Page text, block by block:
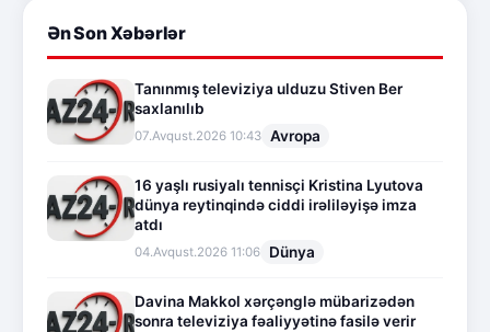
Ən Son Xəbərlər
Tanınmış televiziya ulduzu Stiven Ber
saxlanılıb
07.Avqust.2026 10:43 Avropa
16 yaşlı rusiyalı tennisçi Kristina Lyutova
dünya reytinqində ciddi irəliləyişə imza
atdı
04.Avqust.2026 11:06 Dünya
Davina Makkol xərçənglə mübarizədən
sonra televiziya fəaliyyətinə fasilə verir